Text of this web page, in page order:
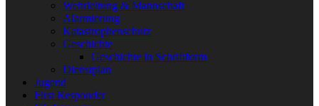
Wehrleitung & Mannschaft
Alarmierung
Katastrophenschutz
Geschichte
Geschichte in Schriftform
Dienstplan
Jugend
First Responder